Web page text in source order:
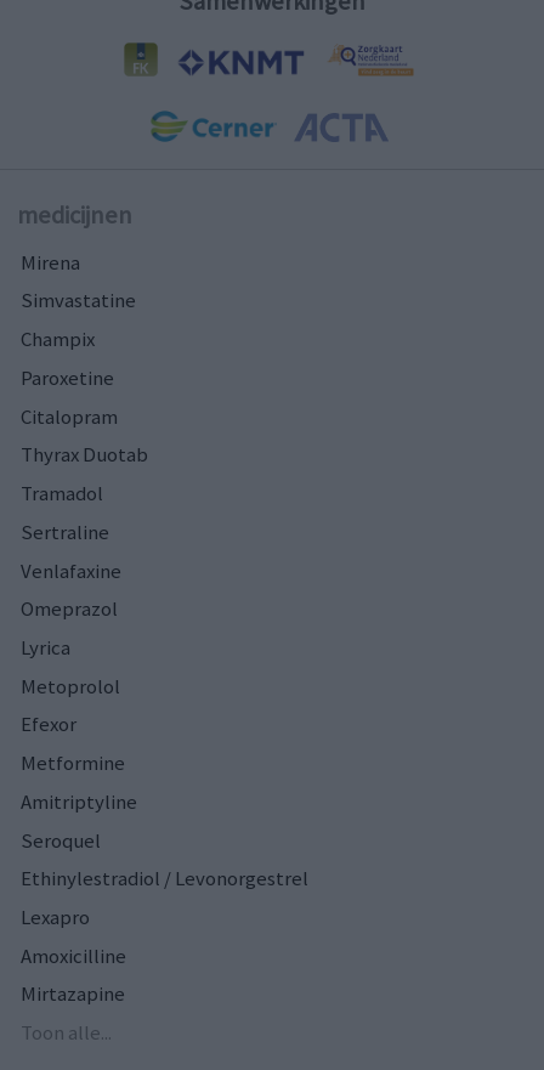
medicijnen
Mirena
Simvastatine
Champix
Paroxetine
Citalopram
Thyrax Duotab
Tramadol
Sertraline
Venlafaxine
Omeprazol
Lyrica
Metoprolol
Efexor
Metformine
Amitriptyline
Seroquel
Ethinylestradiol / Levonorgestrel
Lexapro
Amoxicilline
Mirtazapine
Toon alle...